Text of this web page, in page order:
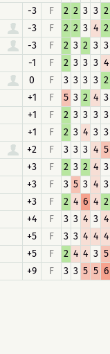
-3 F 2 2 3 3 2
-3 F 2 2 3 4 2
-3 F 2 3 2 3 3
-1 F 2 3 3 3 4
0 F 3 3 3 3 2
+1 F 5 3 2 4 3
+1 F 2 3 3 3 3
+1 F 2 3 4 3 3
+2 F 3 3 3 4 5
+3 F 2 3 2 4 3
+3 F 3 5 3 4 3
+3 F 2 4 6 4 2
+4 F 3 3 4 3 4
+5 F 3 3 4 4 4
+5 F 2 4 4 3 5
+9 F 3 3 5 5 6